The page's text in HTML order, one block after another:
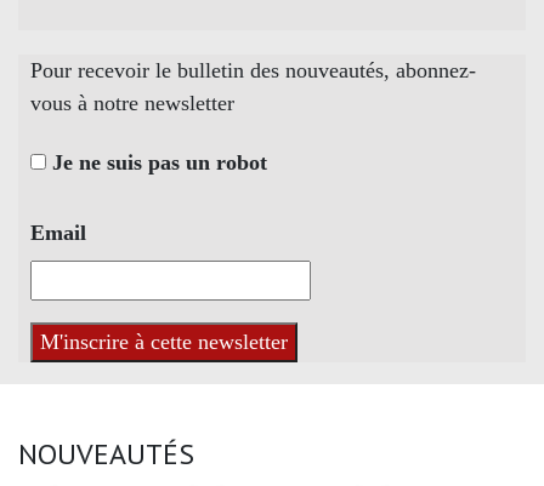
Pour recevoir le bulletin des nouveautés, abonnez-
vous à notre newsletter
Je ne suis pas un robot
Email
NOUVEAUTÉS